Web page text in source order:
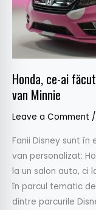
Honda, ce-ai
van Minnie
Leave a Comment /
Fanii Disney sunt în
van personalizat:
la un salon auto, ci
în parcul tematic
dintre parcurile
este
mini-